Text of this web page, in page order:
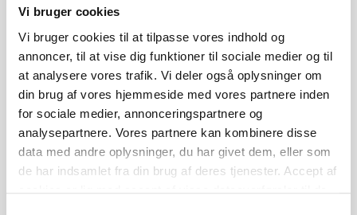
Vi bruger cookies
Vi bruger cookies til at tilpasse vores indhold og
annoncer, til at vise dig funktioner til sociale medier og til
at analysere vores trafik. Vi deler også oplysninger om
din brug af vores hjemmeside med vores partnere inden
for sociale medier, annonceringspartnere og
analysepartnere. Vores partnere kan kombinere disse
data med andre oplysninger, du har givet dem, eller som
de har indsamlet fra din brug af deres tjenester. Accept af
cookies er lig med accept af visse dataoverførsler til de
Her er plads til campingvogne, telte og
autocampere fra nær og fjern.
Besøg vores hjemmeside og få inspiration til din
næste ferie, forlængede weekend, træf med
bilklubben eller blot et par dage i fred og ro.
Ring/mail gerne, hvis du har spørgsmål. Vi glæder
Udvalgte faciliteter
0 - 150 pladserCykelruter (< 5 Km)
Vandre- og løberuter (< 5 Km)LegepladsTrampolin
Handicaprum Opholdsstue Tømning af toiletKioskBoldbane
Kontakt Hillerød Camping